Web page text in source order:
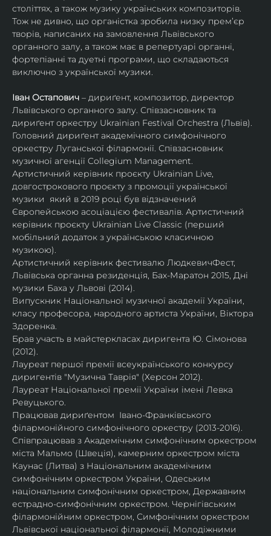
століттях, а також музику українських композиторів.
Тож не дивно, що органістка зробила низку прем’єр
творів, написаних на замовлення Львівського
органного залу, а також має в репертуарі органні,
фортепіанні та дуетні програми, що складаються
виключно з української музики.
Іван Остапович – дириґент, композитор, директор
Львівського органного залу. Співзасновник та
дириґент оркестру Ukrainian Festival Orchestra (Львів).
Головний дириґент академічного симфонічного
оркестру Луганської філармонії. Співзасновник
музичної агенції Collegium Management.
Артистичний керівник проєкту Ukrainian Live,
довгострокового проєкту з промоції української
музики  який в 2019 році був відзначений
Європейською асоціацією фестивалів. Артистичний
керівник проєкту Ukrainian Live Classic (перший
мобільний додаток з українською класичною
музикою).
Артистичний керівник фестивалю ЛюдкевичФест,
Львівська органна резиденція, Бах-Маратон 2015, Дні
музики Баха у Львові (2014).
Випускник Національної музичної академії України,
класу професора, народного артиста України, Віктора
Здоренка.
Брав участь в майстеркласах диригента Ю. Сімонова
(2012).
Лауреат першої премії всеукраїнського конкурсу
диригентів "Музична Таврія" (Херсон 2012).
Лауреат Національної премії України імені Левка
Ревуцького.
Працював дириґентом  Івано-Франківського
філармонійного симфонічного оркестру (2013-2016).
Співпрацював з Академічним симфонічним оркестром
міста Мальмо (Швеція), камерним оркестром міста
Каунас (Литва) з Національним академічним
симфонічним оркестром України, Одеським
національним симфонічним оркестром, Державним
естрадно-симфонічним оркестром. Чернігівським
філармонійним оркестром, Симфонічним оркестром
Львівської національної філармонії, Молодіжними